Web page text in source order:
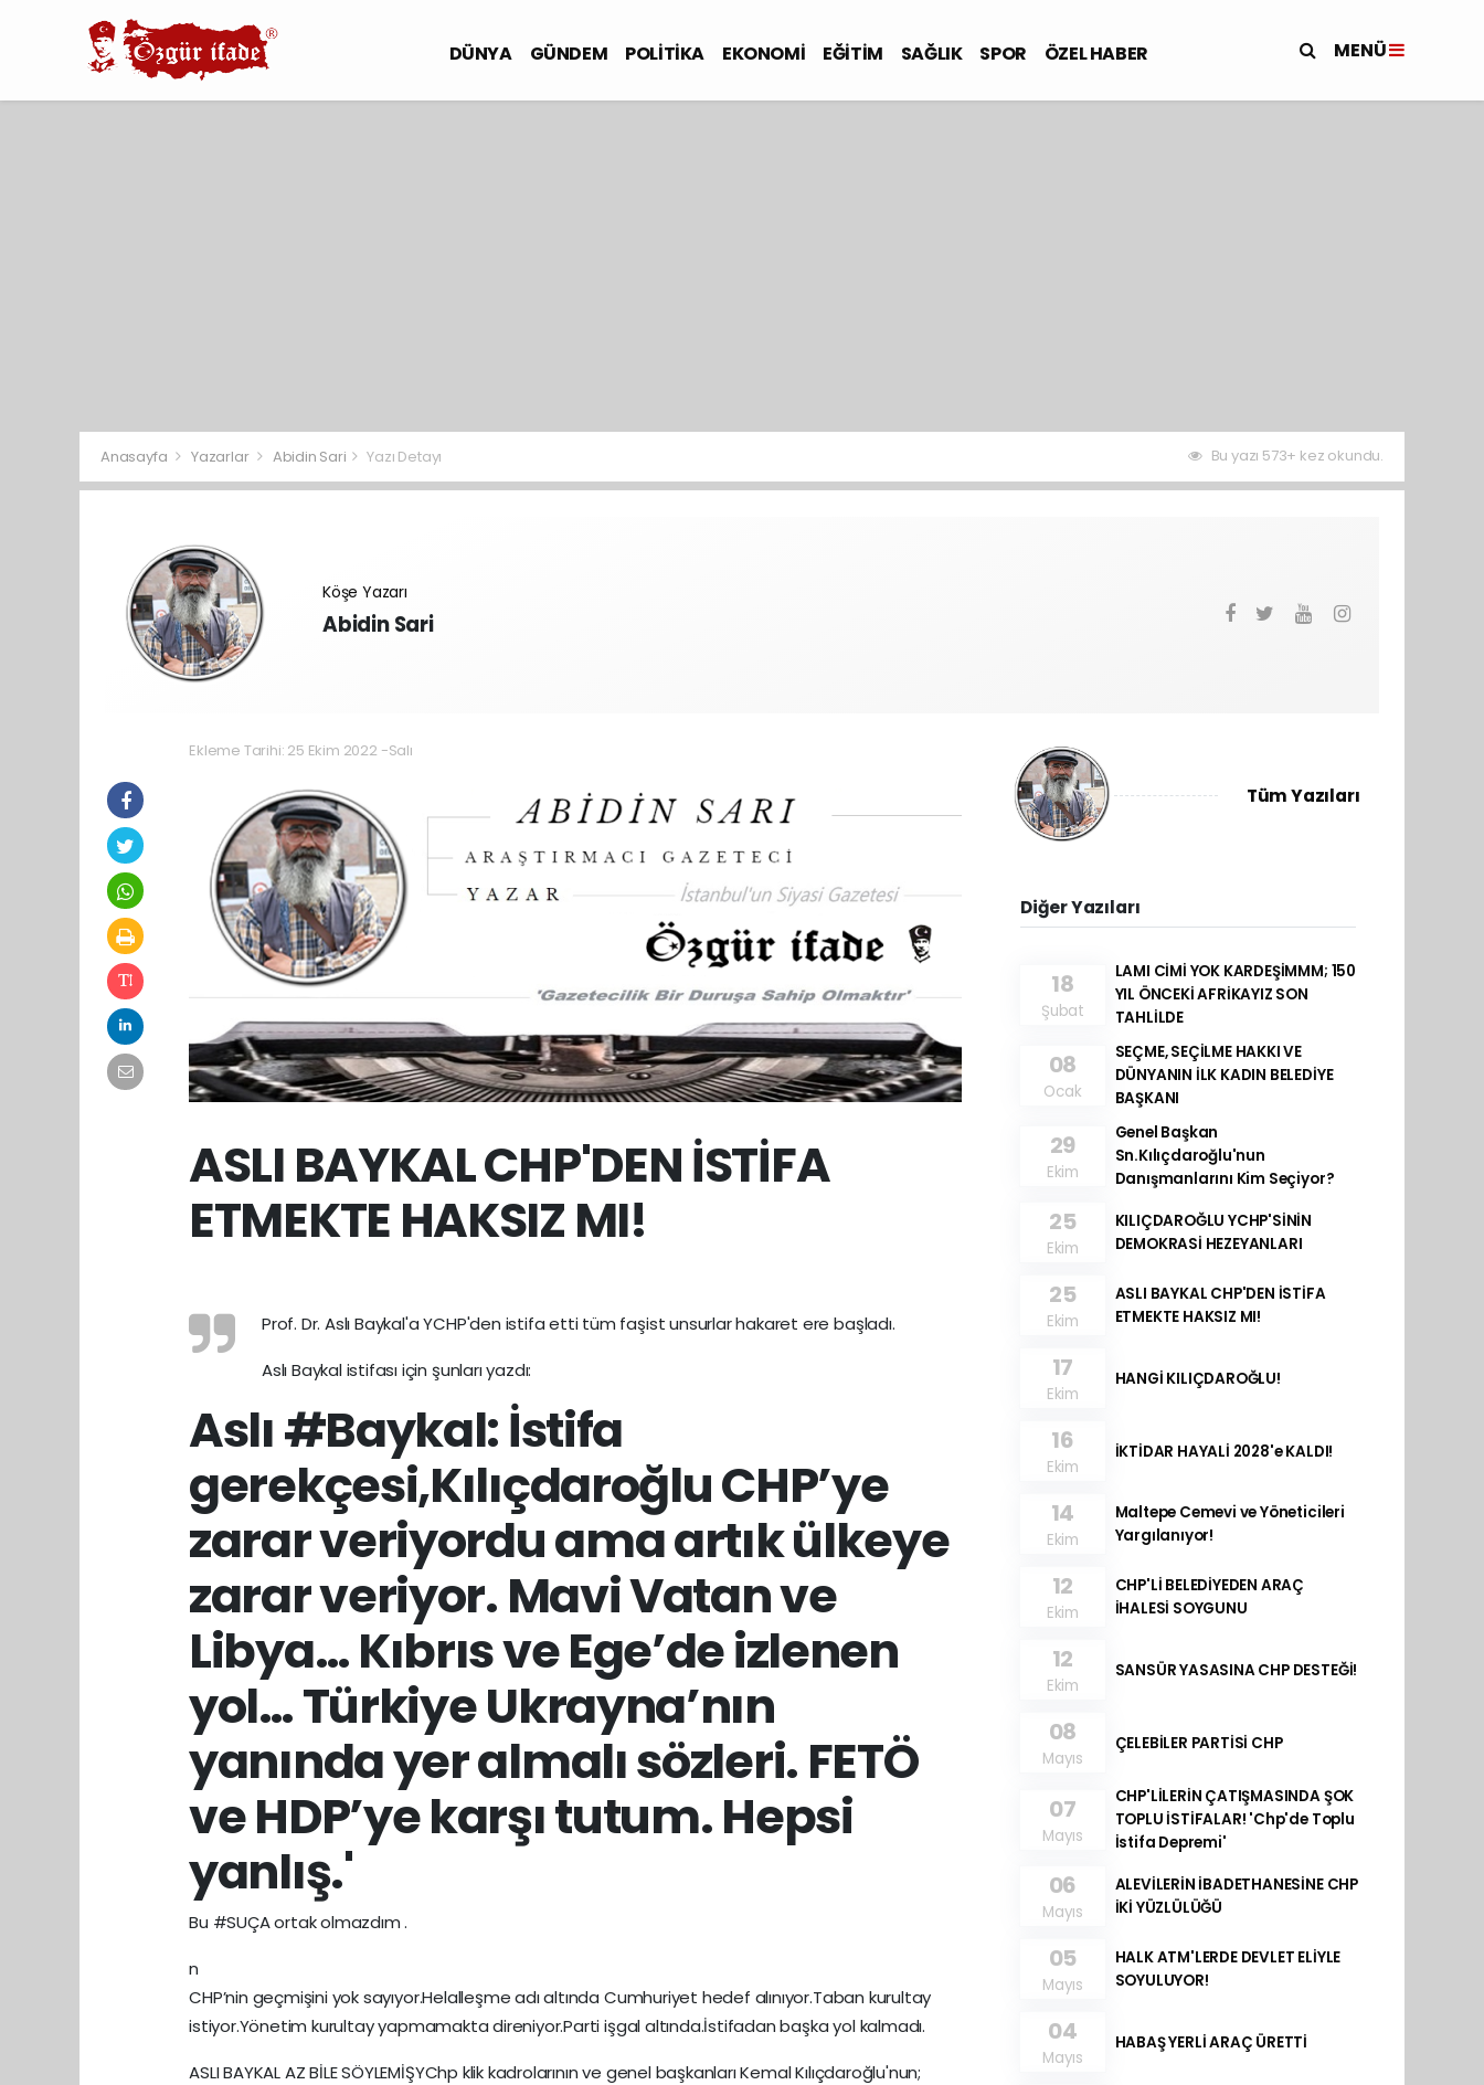
DÜNYA GÜNDEM POLİTİKA EKONOMİ EĞİTİM SAĞLIK SPOR ÖZEL HABER MENÜ
Anasayfa Yazarlar Abidin Sari Yazı Detayı Bu yazı 573+ kez okundu.
Köşe Yazarı
Abidin Sari
Ekleme Tarihi: 25 Ekim 2022 -Salı
ASLI BAYKAL CHP'DEN İSTİFA
ETMEKTE HAKSIZ MI!
Prof. Dr. Aslı Baykal'a YCHP'den istifa etti tüm faşist unsurlar hakaret ere başladı.
Aslı Baykal istifası için şunları yazdı:
Aslı #Baykal: İstifa
gerekçesi,Kılıçdaroğlu CHP’ye
zarar veriyordu ama artık ülkeye
zarar veriyor. Mavi Vatan ve
Libya… Kıbrıs ve Ege’de izlenen
yol… Türkiye Ukrayna’nın
yanında yer almalı sözleri. FETÖ
ve HDP’ye karşı tutum. Hepsi
yanlış.'
Bu #SUÇA ortak olmazdım .
n
CHP’nin geçmişini yok sayıyor.Helalleşme adı altında Cumhuriyet hedef alınıyor.Taban kurultay
istiyor.Yönetim kurultay yapmamakta direniyor.Parti işgal altında.İstifadan başka yol kalmadı.
ASLI BAYKAL AZ BİLE SÖYLEMİŞYChp klik kadrolarının ve genel başkanları Kemal Kılıçdaroğlu'nun;
Tüm Yazıları
Diğer Yazıları
18
Şubat
LAMI CİMİ YOK KARDEŞİMMM; 150
YIL ÖNCEKİ AFRİKAYIZ SON
TAHLİLDE
08
Ocak
SEÇME, SEÇİLME HAKKI VE
DÜNYANIN İLK KADIN BELEDİYE
BAŞKANI
29
Ekim
Genel Başkan
Sn.Kılıçdaroğlu'nun
Danışmanlarını Kim Seçiyor?
25
Ekim
KILIÇDAROĞLU YCHP'SİNİN
DEMOKRASİ HEZEYANLARI
25
Ekim
ASLI BAYKAL CHP'DEN İSTİFA
ETMEKTE HAKSIZ MI!
17
Ekim
HANGİ KILIÇDAROĞLU!
16
Ekim
İKTİDAR HAYALİ 2028'e KALDI!
14
Ekim
Maltepe Cemevi ve Yöneticileri
Yargılanıyor!
12
Ekim
CHP'Lİ BELEDİYEDEN ARAÇ
İHALESİ SOYGUNU
12
Ekim
SANSÜR YASASINA CHP DESTEĞİ!
08
Mayıs
ÇELEBİLER PARTİSİ CHP
07
Mayıs
CHP'LİLERİN ÇATIŞMASINDA ŞOK
TOPLU İSTİFALAR! 'Chp'de Toplu
İstifa Depremi'
06
Mayıs
ALEVİLERİN İBADETHANESİNE CHP
İKİ YÜZLÜLÜĞÜ
05
Mayıs
HALK ATM'LERDE DEVLET ELİYLE
SOYULUYOR!
04
Mayıs
HABAŞ YERLİ ARAÇ ÜRETTİ